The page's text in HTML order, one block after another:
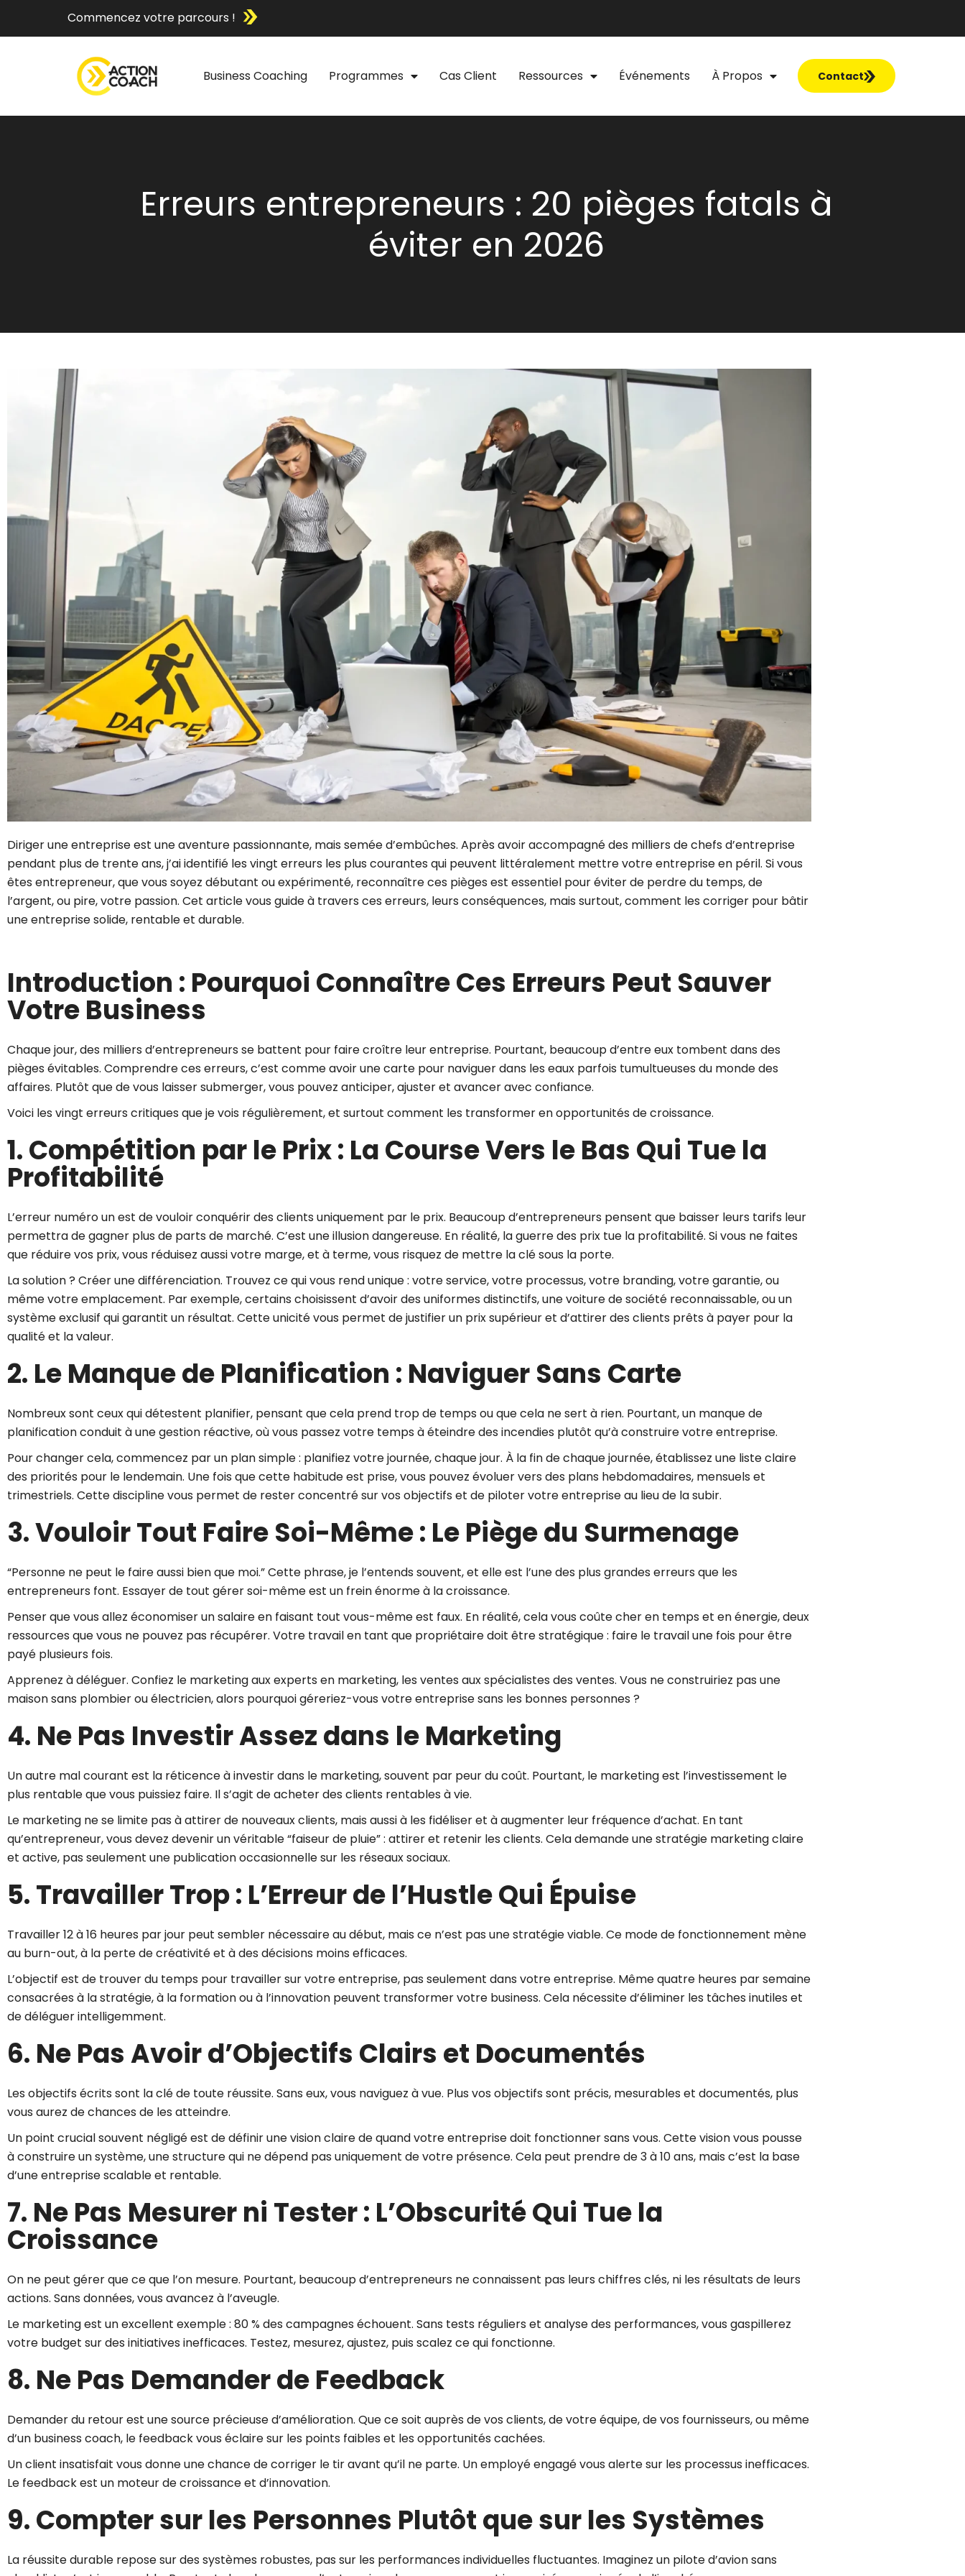
Commencez votre parcours !
Business Coaching Programmes Cas Client Ressources Événements À Propos Contact
Erreurs entrepreneurs : 20 pièges fatals à
éviter en 2026
Diriger une entreprise est une aventure passionnante, mais semée d’embûches. Après avoir accompagné des milliers de chefs d’entreprise
pendant plus de trente ans, j’ai identifié les vingt erreurs les plus courantes qui peuvent littéralement mettre votre entreprise en péril. Si vous
êtes entrepreneur, que vous soyez débutant ou expérimenté, reconnaître ces pièges est essentiel pour éviter de perdre du temps, de
l’argent, ou pire, votre passion. Cet article vous guide à travers ces erreurs, leurs conséquences, mais surtout, comment les corriger pour bâtir
une entreprise solide, rentable et durable.
Introduction : Pourquoi Connaître Ces Erreurs Peut Sauver
Votre Business
Chaque jour, des milliers d’entrepreneurs se battent pour faire croître leur entreprise. Pourtant, beaucoup d’entre eux tombent dans des
pièges évitables. Comprendre ces erreurs, c’est comme avoir une carte pour naviguer dans les eaux parfois tumultueuses du monde des
affaires. Plutôt que de vous laisser submerger, vous pouvez anticiper, ajuster et avancer avec confiance.
Voici les vingt erreurs critiques que je vois régulièrement, et surtout comment les transformer en opportunités de croissance.
1. Compétition par le Prix : La Course Vers le Bas Qui Tue la
Profitabilité
L’erreur numéro un est de vouloir conquérir des clients uniquement par le prix. Beaucoup d’entrepreneurs pensent que baisser leurs tarifs leur
permettra de gagner plus de parts de marché. C’est une illusion dangereuse. En réalité, la guerre des prix tue la profitabilité. Si vous ne faites
que réduire vos prix, vous réduisez aussi votre marge, et à terme, vous risquez de mettre la clé sous la porte.
La solution ? Créer une différenciation. Trouvez ce qui vous rend unique : votre service, votre processus, votre branding, votre garantie, ou
même votre emplacement. Par exemple, certains choisissent d’avoir des uniformes distinctifs, une voiture de société reconnaissable, ou un
système exclusif qui garantit un résultat. Cette unicité vous permet de justifier un prix supérieur et d’attirer des clients prêts à payer pour la
qualité et la valeur.
2. Le Manque de Planification : Naviguer Sans Carte
Nombreux sont ceux qui détestent planifier, pensant que cela prend trop de temps ou que cela ne sert à rien. Pourtant, un manque de
planification conduit à une gestion réactive, où vous passez votre temps à éteindre des incendies plutôt qu’à construire votre entreprise.
Pour changer cela, commencez par un plan simple : planifiez votre journée, chaque jour. À la fin de chaque journée, établissez une liste claire
des priorités pour le lendemain. Une fois que cette habitude est prise, vous pouvez évoluer vers des plans hebdomadaires, mensuels et
trimestriels. Cette discipline vous permet de rester concentré sur vos objectifs et de piloter votre entreprise au lieu de la subir.
3. Vouloir Tout Faire Soi-Même : Le Piège du Surmenage
“Personne ne peut le faire aussi bien que moi.” Cette phrase, je l’entends souvent, et elle est l’une des plus grandes erreurs que les
entrepreneurs font. Essayer de tout gérer soi-même est un frein énorme à la croissance.
Penser que vous allez économiser un salaire en faisant tout vous-même est faux. En réalité, cela vous coûte cher en temps et en énergie, deux
ressources que vous ne pouvez pas récupérer. Votre travail en tant que propriétaire doit être stratégique : faire le travail une fois pour être
payé plusieurs fois.
Apprenez à déléguer. Confiez le marketing aux experts en marketing, les ventes aux spécialistes des ventes. Vous ne construiriez pas une
maison sans plombier ou électricien, alors pourquoi géreriez-vous votre entreprise sans les bonnes personnes ?
4. Ne Pas Investir Assez dans le Marketing
Un autre mal courant est la réticence à investir dans le marketing, souvent par peur du coût. Pourtant, le marketing est l’investissement le
plus rentable que vous puissiez faire. Il s’agit de acheter des clients rentables à vie.
Le marketing ne se limite pas à attirer de nouveaux clients, mais aussi à les fidéliser et à augmenter leur fréquence d’achat. En tant
qu’entrepreneur, vous devez devenir un véritable “faiseur de pluie” : attirer et retenir les clients. Cela demande une stratégie marketing claire
et active, pas seulement une publication occasionnelle sur les réseaux sociaux.
5. Travailler Trop : L’Erreur de l’Hustle Qui Épuise
Travailler 12 à 16 heures par jour peut sembler nécessaire au début, mais ce n’est pas une stratégie viable. Ce mode de fonctionnement mène
au burn-out, à la perte de créativité et à des décisions moins efficaces.
L’objectif est de trouver du temps pour travailler sur votre entreprise, pas seulement dans votre entreprise. Même quatre heures par semaine
consacrées à la stratégie, à la formation ou à l’innovation peuvent transformer votre business. Cela nécessite d’éliminer les tâches inutiles et
de déléguer intelligemment.
6. Ne Pas Avoir d’Objectifs Clairs et Documentés
Les objectifs écrits sont la clé de toute réussite. Sans eux, vous naviguez à vue. Plus vos objectifs sont précis, mesurables et documentés, plus
vous aurez de chances de les atteindre.
Un point crucial souvent négligé est de définir une vision claire de quand votre entreprise doit fonctionner sans vous. Cette vision vous pousse
à construire un système, une structure qui ne dépend pas uniquement de votre présence. Cela peut prendre de 3 à 10 ans, mais c’est la base
d’une entreprise scalable et rentable.
7. Ne Pas Mesurer ni Tester : L’Obscurité Qui Tue la
Croissance
On ne peut gérer que ce que l’on mesure. Pourtant, beaucoup d’entrepreneurs ne connaissent pas leurs chiffres clés, ni les résultats de leurs
actions. Sans données, vous avancez à l’aveugle.
Le marketing est un excellent exemple : 80 % des campagnes échouent. Sans tests réguliers et analyse des performances, vous gaspillerez
votre budget sur des initiatives inefficaces. Testez, mesurez, ajustez, puis scalez ce qui fonctionne.
8. Ne Pas Demander de Feedback
Demander du retour est une source précieuse d’amélioration. Que ce soit auprès de vos clients, de votre équipe, de vos fournisseurs, ou même
d’un business coach, le feedback vous éclaire sur les points faibles et les opportunités cachées.
Un client insatisfait vous donne une chance de corriger le tir avant qu’il ne parte. Un employé engagé vous alerte sur les processus inefficaces.
Le feedback est un moteur de croissance et d’innovation.
9. Compter sur les Personnes Plutôt que sur les Systèmes
La réussite durable repose sur des systèmes robustes, pas sur les performances individuelles fluctuantes. Imaginez un pilote d’avion sans